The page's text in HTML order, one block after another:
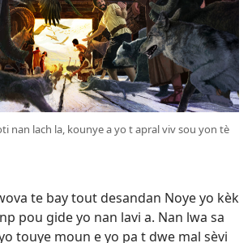
nan lach la, kounye a yo t apral viv sou yon tè
te bay tout desandan Noye yo kèk
pou gide yo nan lavi a. Nan lwa sa
touye moun e yo pa t dwe mal sèvi